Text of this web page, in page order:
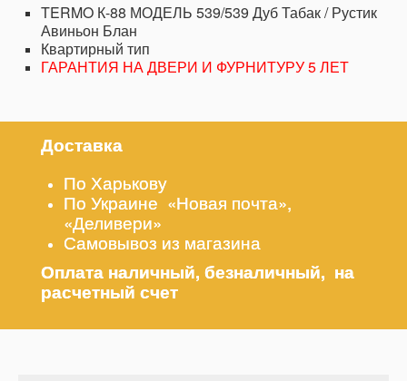
TERMO К-88 МОДЕЛЬ 539/539 Дуб Табак / Рустик
Авиньон Блан
Квартирный тип
ГАРАНТИЯ НА ДВЕРИ И ФУРНИТУРУ 5 ЛЕТ
Доставка
По Харькову
По Украине «Новая почта»,
«Деливери»
Самовывоз из магазина
Оплата наличный, безналичный, на
расчетный счет